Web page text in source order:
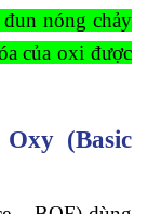
nóng chảy
của oxi được
(Basic